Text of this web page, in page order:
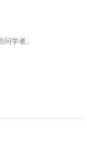
学者。